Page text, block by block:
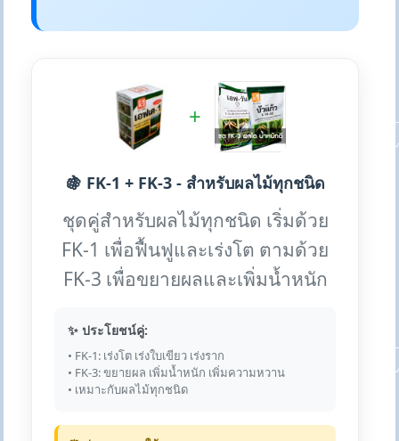
+
🍇 FK-1 + FK-3 - สำหรับผลไม้ทุกชนิด
ชุดคู่สำหรับผลไม้ทุกชนิด เริ่มด้วย
FK-1 เพื่อฟื้นฟูและเร่งโต ตามด้วย
FK-3 เพื่อขยายผลและเพิ่มน้ำหนัก
✨ ประโยชน์คู่:
• FK-1: เร่งโต เร่งใบเขียว เร่งราก
• FK-3: ขยายผล เพิ่มน้ำหนัก เพิ่มความหวาน
• เหมาะกับผลไม้ทุกชนิด